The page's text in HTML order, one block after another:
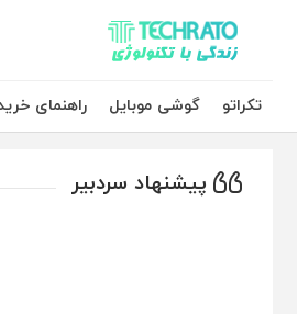
تکراتو – زندگی با تکنولوژی
تکراتو
گوشی موبایل راهنمای
پیشنهاد سردبیر